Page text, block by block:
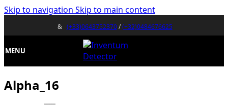
Skip to navigation Skip to main content
& (+33)0643752370/(+32)0484676625
MENU
Alpha_16